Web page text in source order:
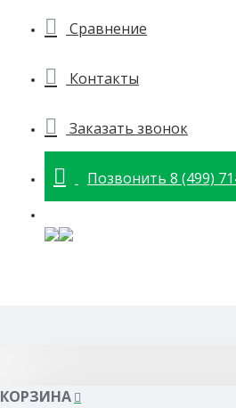
Сравнение
Контакты
Заказать звонок
Позвонить 8 (499)
КОРЗИНА